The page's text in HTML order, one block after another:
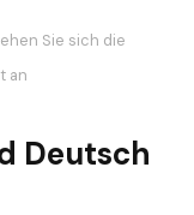
Sie sich die
an
Deutsch